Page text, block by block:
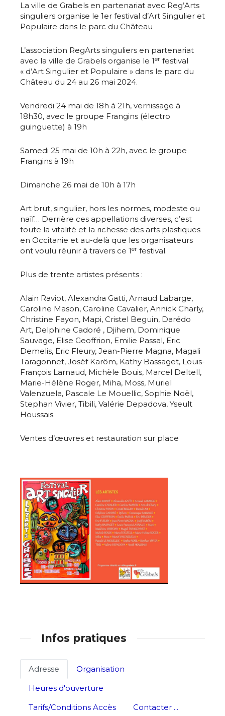
Adresse email*
Nom
Prénom
J'accepte lestermes et conditions
* Champ obligatoire
Nom
Prénom
Statut / Organisation
J'accepte lestermes et conditions
La ville de Grabels en partenariat avec Reg’Arts
singuliers organise le 1er festival d’Art Singulier et
Populaire dans le parc du Château
L’association RegArts singuliers en partenariat
avec la ville de Grabels organise le 1er festival
« d’Art Singulier et Populaire » dans le parc du
Château du 24 au 26 mai 2024.
Vendredi 24 mai de 18h à 21h, vernissage à
18h30, avec le groupe Frangins (électro
guinguette) à 19h
Samedi 25 mai de 10h à 22h, avec le groupe
Frangins à 19h
Dimanche 26 mai de 10h à 17h
Art brut, singulier, hors les normes, modeste ou
naïf… Derrière ces appellations diverses, c’est
toute la vitalité et la richesse des arts plastiques
en Occitanie et au-delà que les organisateurs
ont voulu réunir à travers ce 1er festival.
Plus de trente artistes présents :
Alain Raviot, Alexandra Gatti, Arnaud Labarge,
Caroline Mason, Caroline Cavalier, Annick Charly,
Christine Fayon, Mapi, Cristel Beguin, Darédo
Art, Delphine Cadoré , Djihem, Dominique
Sauvage, Elise Geoffrion, Emilie Passal, Eric
Demelis, Eric Fleury, Jean-Pierre Magna, Magali
Taragonnet, Josèf Karôm, Kathy Bassaget, Louis-
François Larnaud, Michèle Bouis, Marcel Deltell,
Marie-Hélène Roger, Miha, Moss, Muriel
Valenzuela, Pascale Le Mouellic, Sophie Noël,
Stephan Vivier, Tibili, Valérie Depadova, Yseult
Houssais.
Ventes d’œuvres et restauration sur place
Infos pratiques
Adresse
Organisation
Heures d'ouverture
Tarifs/Conditions Accès
Contacter ...